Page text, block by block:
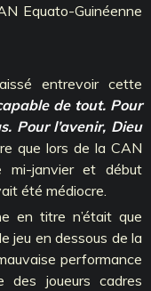
Equato-Guinéenne
entrevoir cette
de tout. Pour
Pour l’avenir, Dieu
que lors de la CAN
mi-janvier et début
été médiocre.
en titre n’était que
jeu en dessous de la
performance
des joueurs cadres